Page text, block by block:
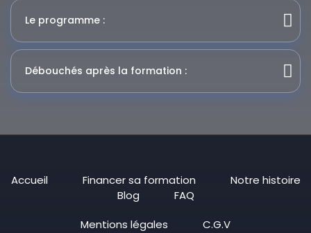
Le programme :
Débouchés après la formation :
Accueil Financer sa formation
Notre histoire
Blog
FAQ
Mentions légales
C.G.V